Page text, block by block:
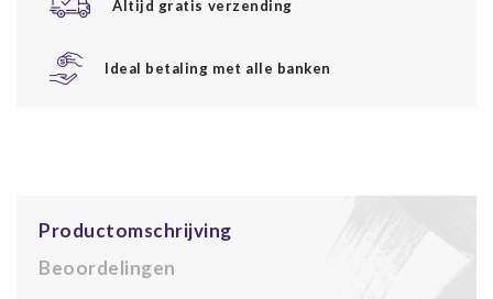
Altijd gratis verzending
Ideal betaling met alle banken
Productomschrijving
Beoordelingen